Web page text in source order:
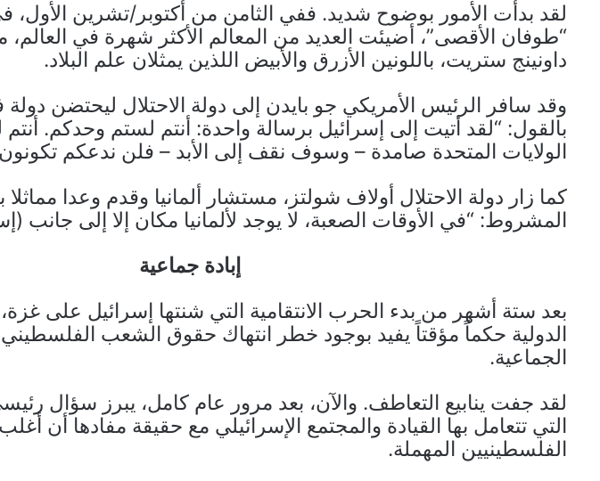
لقد بدأت الأمور بوضوح شديد. ففي الثامن من أكتوبر/تشرين الأول،
“طوفان الأقصى”، أضيئت العديد من المعالم الأكثر شهرة في
داونينج ستريت، باللونين الأزرق والأبيض اللذين يمثلان علم البلاد.
وقد سافر الرئيس الأمريكي جو بايدن إلى دولة الاحتلال ليحتضن
بالقول: “لقد أتيت إلى إسرائيل برسالة واحدة: أنتم لستم وحدكم.
الولايات المتحدة صامدة – وسوف نقف إلى الأبد – فلن ندعكم تكونون
كما زار دولة الاحتلال أولاف شولتز، مستشار ألمانيا وقدم وعدا مماثلا
المشروط: “في الأوقات الصعبة، لا يوجد لألمانيا مكان إلا إلى جانب
إبادة جماعية
بعد ستة أشهر من بدء الحرب الانتقامية التي شنتها إسرائيل على
الدولية حكماً مؤقتاً يفيد بوجود خطر انتهاك حقوق الشعب الفلسطيني
الجماعية.
لقد جفت ينابيع التعاطف. والآن، بعد مرور عام كامل، يبرز سؤال
التي تتعامل بها القيادة والمجتمع الإسرائيلي مع حقيقة مفادها أن
الفلسطينيين المهملة.